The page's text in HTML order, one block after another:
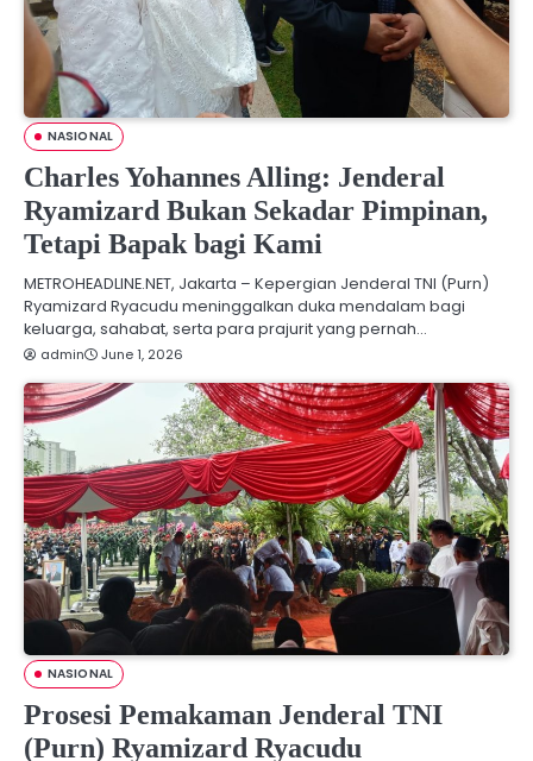
NASIONAL
Charles Yohannes Alling: Jenderal
Ryamizard Bukan Sekadar Pimpinan,
Tetapi Bapak bagi Kami
METROHEADLINE.NET, Jakarta – Kepergian Jenderal TNI (Purn)
Ryamizard Ryacudu meninggalkan duka mendalam bagi
keluarga, sahabat, serta para prajurit yang pernah…
admin June 1, 2026
NASIONAL
Prosesi Pemakaman Jenderal TNI
(Purn) Ryamizard Ryacudu